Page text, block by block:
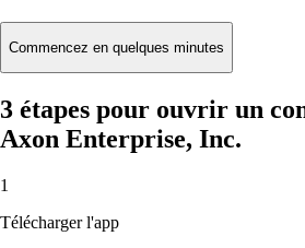
Commencez en quelques minutes
3 étapes pour ouvrir un
Axon Enterprise, Inc.
1
Télécharger l'app